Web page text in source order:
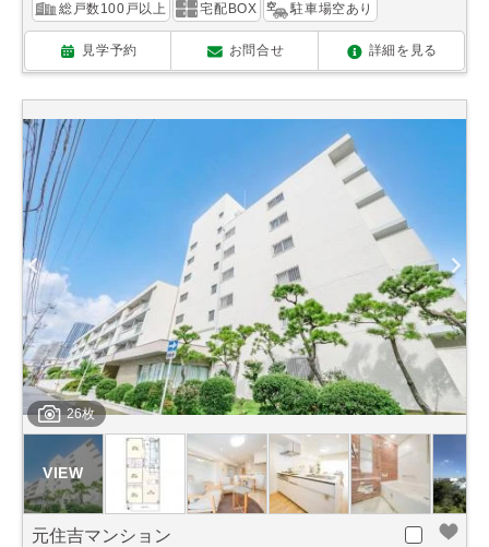
総戸数100戸以上
宅配BOX 駐車場空あり
見学予約 お問合せ 詳細を見る
26枚
元住吉マンション